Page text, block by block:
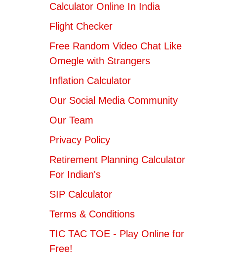
Calculator Online In India
Flight Checker
Free Random Video Chat Like
Omegle with Strangers
Inflation Calculator
Our Social Media Community
Our Team
Privacy Policy
Retirement Planning Calculator
For Indian's
SIP Calculator
Terms & Conditions
TIC TAC TOE - Play Online for
Free!